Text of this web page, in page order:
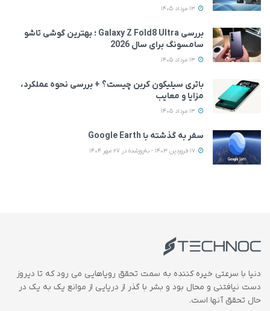
بررسی Galaxy Z Fold8 Ultra ؛ بهترین گوشی تاشو
سامسونگ برای سال 2026
باتری سیلیکون کربن چیست؟ + بررسی نحوه عملکرد،
مزایا و معایب
سفر به گذشته با Google Earth
دنیا با سرعتی خیره کننده به سمت تحقق رویاهایی می رود که تا دیروز
دست نیافتنی و محال بود و بشر با گذر از دریایی از موانع یک به یک در
حال تحقق آنها است.